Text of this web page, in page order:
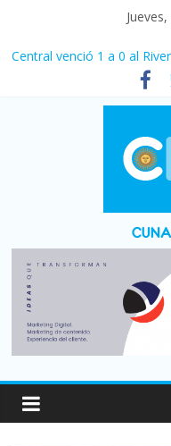
Central venció 1 a 0 al
La morosidad alcanzó su
afecta a 400 mil deudores
Desde que asumió Milei
denuncia crisis como en
Vacaciones de invierno
turístico: 4,6 millones de
Fuerte caída de la venta